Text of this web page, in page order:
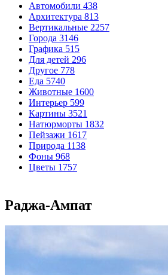
Автомобили 438
Архитектура 813
Вертикальные 2257
Города 3146
Графика 515
Для детей 296
Другое 778
Еда 5740
Животные 1600
Интерьер 599
Картины 3521
Натюрморты 1832
Пейзажи 1617
Природа 1138
Фоны 968
Цветы 1757
Раджа-Ампат